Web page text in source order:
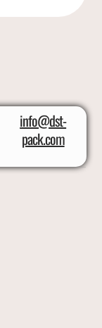
info@dst-
pack.com